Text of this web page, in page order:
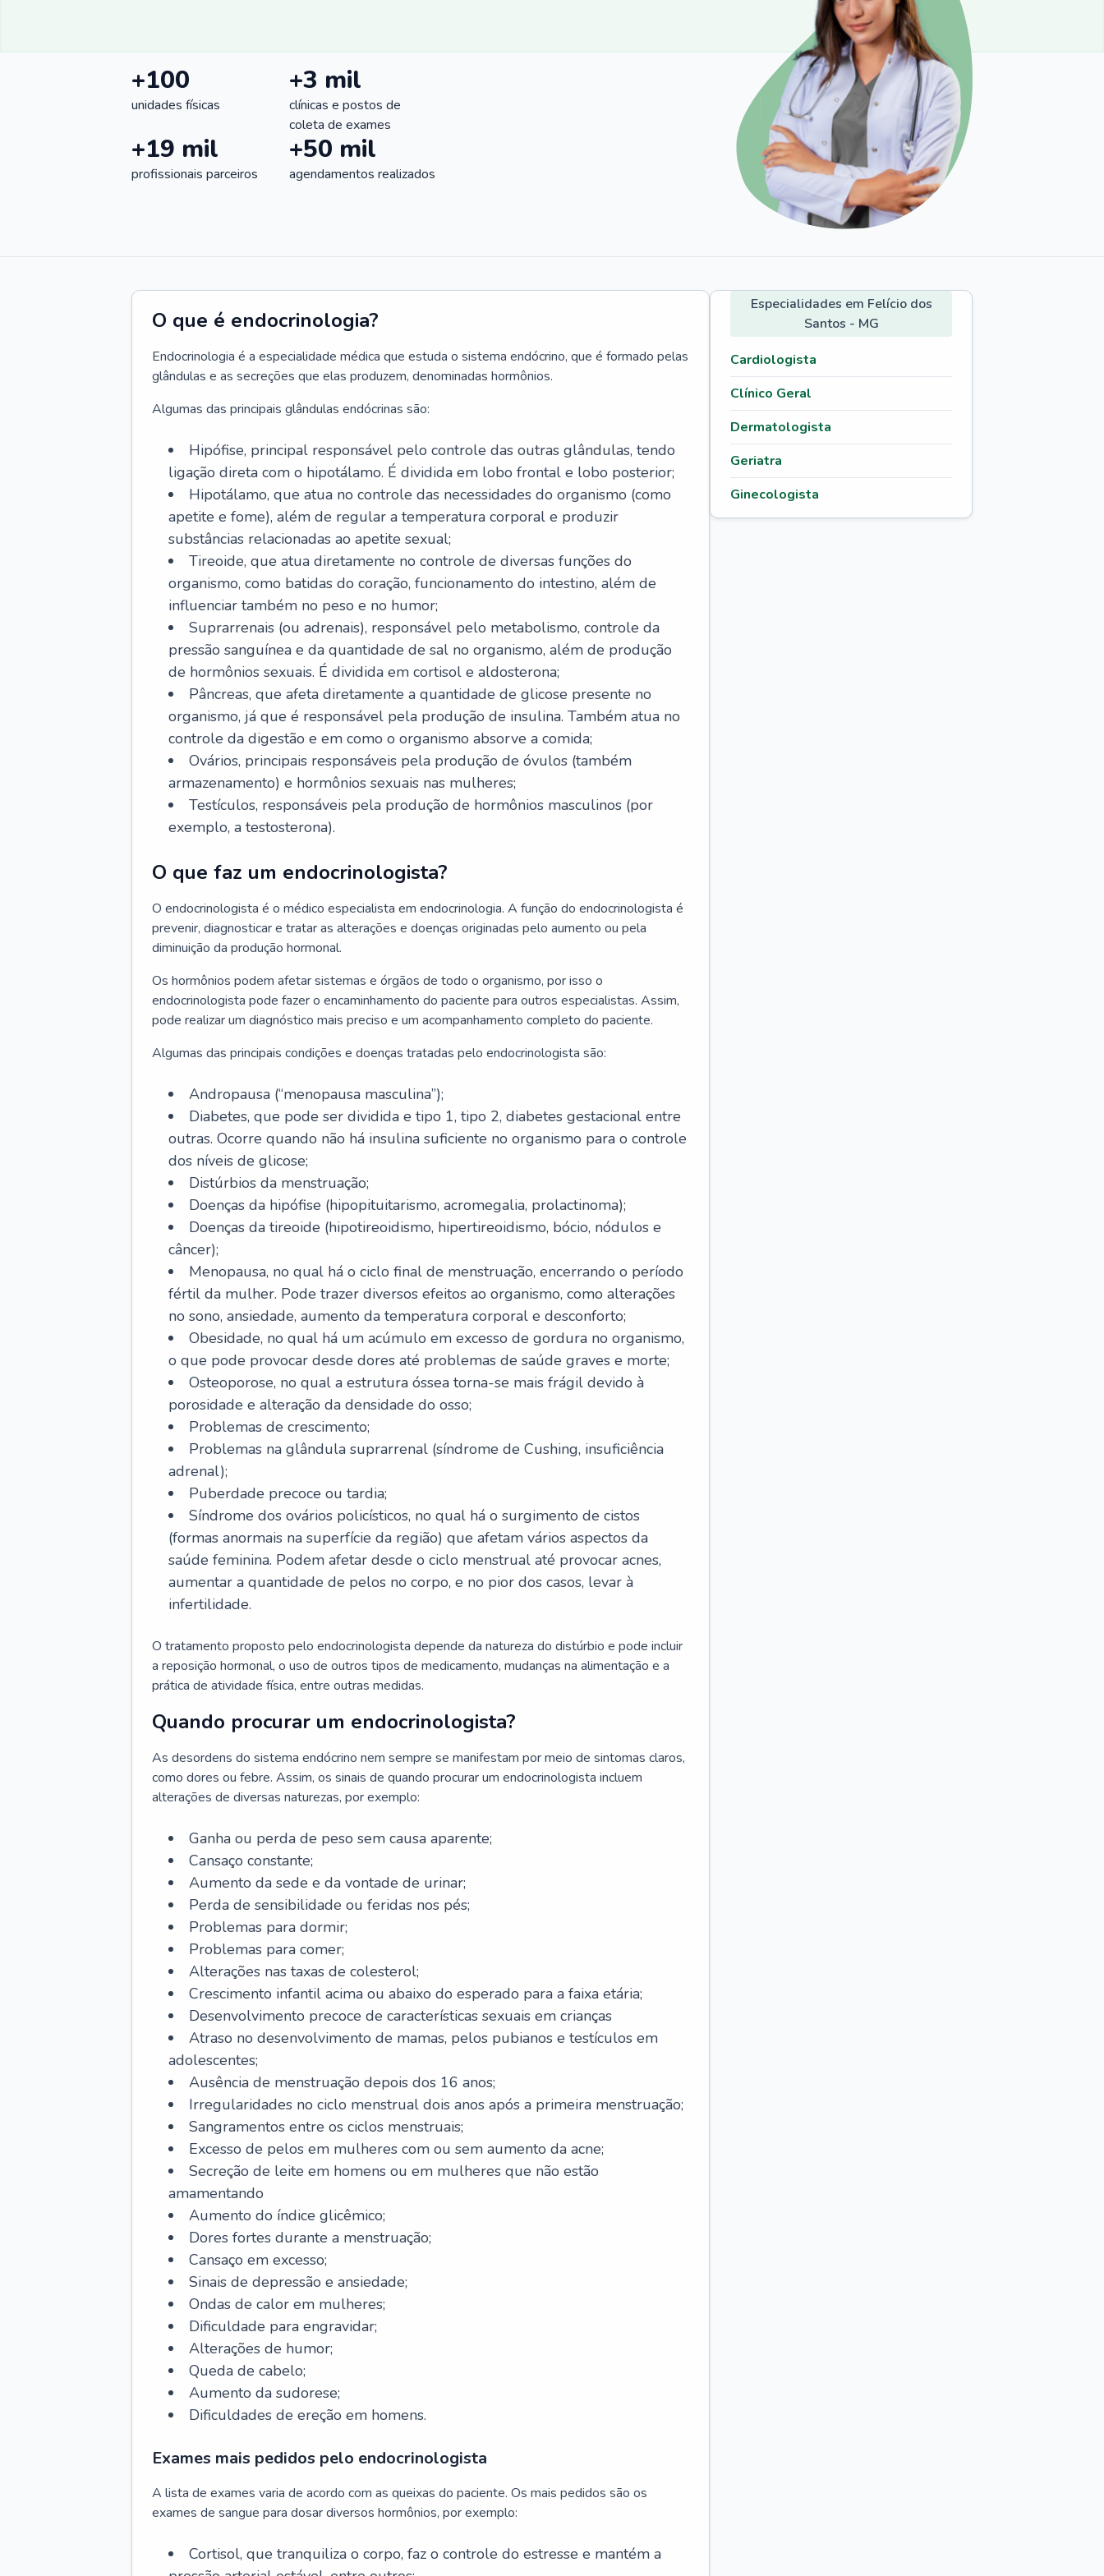
+100
unidades físicas
+3 mil
clínicas e postos de
coleta de exames
+19 mil
profissionais parceiros
+50 mil
agendamentos realizados
O que é endocrinologia?
Endocrinologia é a especialidade médica que estuda o sistema endócrino, que é formado pelas
glândulas e as secreções que elas produzem, denominadas hormônios.
Algumas das principais glândulas endócrinas são:
Hipófise, principal responsável pelo controle das outras glândulas, tendo
ligação direta com o hipotálamo. É dividida em lobo frontal e lobo posterior;
Hipotálamo, que atua no controle das necessidades do organismo (como
apetite e fome), além de regular a temperatura corporal e produzir
substâncias relacionadas ao apetite sexual;
Tireoide, que atua diretamente no controle de diversas funções do
organismo, como batidas do coração, funcionamento do intestino, além de
influenciar também no peso e no humor;
Suprarrenais (ou adrenais), responsável pelo metabolismo, controle da
pressão sanguínea e da quantidade de sal no organismo, além de produção
de hormônios sexuais. É dividida em cortisol e aldosterona;
Pâncreas, que afeta diretamente a quantidade de glicose presente no
organismo, já que é responsável pela produção de insulina. Também atua no
controle da digestão e em como o organismo absorve a comida;
Ovários, principais responsáveis pela produção de óvulos (também
armazenamento) e hormônios sexuais nas mulheres;
Testículos, responsáveis pela produção de hormônios masculinos (por
exemplo, a testosterona).
O que faz um endocrinologista?
O endocrinologista é o médico especialista em endocrinologia. A função do endocrinologista é
prevenir, diagnosticar e tratar as alterações e doenças originadas pelo aumento ou pela
diminuição da produção hormonal.
Os hormônios podem afetar sistemas e órgãos de todo o organismo, por isso o
endocrinologista pode fazer o encaminhamento do paciente para outros especialistas. Assim,
pode realizar um diagnóstico mais preciso e um acompanhamento completo do paciente.
Algumas das principais condições e doenças tratadas pelo endocrinologista são:
Andropausa (“menopausa masculina”);
Diabetes, que pode ser dividida e tipo 1, tipo 2, diabetes gestacional entre
outras. Ocorre quando não há insulina suficiente no organismo para o controle
dos níveis de glicose;
Distúrbios da menstruação;
Doenças da hipófise (hipopituitarismo, acromegalia, prolactinoma);
Doenças da tireoide (hipotireoidismo, hipertireoidismo, bócio, nódulos e
câncer);
Menopausa, no qual há o ciclo final de menstruação, encerrando o período
fértil da mulher. Pode trazer diversos efeitos ao organismo, como alterações
no sono, ansiedade, aumento da temperatura corporal e desconforto;
Obesidade, no qual há um acúmulo em excesso de gordura no organismo,
o que pode provocar desde dores até problemas de saúde graves e morte;
Osteoporose, no qual a estrutura óssea torna-se mais frágil devido à
porosidade e alteração da densidade do osso;
Problemas de crescimento;
Problemas na glândula suprarrenal (síndrome de Cushing, insuficiência
adrenal);
Puberdade precoce ou tardia;
Síndrome dos ovários policísticos, no qual há o surgimento de cistos
(formas anormais na superfície da região) que afetam vários aspectos da
saúde feminina. Podem afetar desde o ciclo menstrual até provocar acnes,
aumentar a quantidade de pelos no corpo, e no pior dos casos, levar à
infertilidade.
O tratamento proposto pelo endocrinologista depende da natureza do distúrbio e pode incluir
a reposição hormonal, o uso de outros tipos de medicamento, mudanças na alimentação e a
prática de atividade física, entre outras medidas.
Quando procurar um endocrinologista?
As desordens do sistema endócrino nem sempre se manifestam por meio de sintomas claros,
como dores ou febre. Assim, os sinais de quando procurar um endocrinologista incluem
alterações de diversas naturezas, por exemplo:
Ganha ou perda de peso sem causa aparente;
Cansaço constante;
Aumento da sede e da vontade de urinar;
Perda de sensibilidade ou feridas nos pés;
Problemas para dormir;
Problemas para comer;
Alterações nas taxas de colesterol;
Crescimento infantil acima ou abaixo do esperado para a faixa etária;
Desenvolvimento precoce de características sexuais em crianças
Atraso no desenvolvimento de mamas, pelos pubianos e testículos em
adolescentes;
Ausência de menstruação depois dos 16 anos;
Irregularidades no ciclo menstrual dois anos após a primeira menstruação;
Sangramentos entre os ciclos menstruais;
Excesso de pelos em mulheres com ou sem aumento da acne;
Secreção de leite em homens ou em mulheres que não estão
amamentando
Aumento do índice glicêmico;
Dores fortes durante a menstruação;
Cansaço em excesso;
Sinais de depressão e ansiedade;
Ondas de calor em mulheres;
Dificuldade para engravidar;
Alterações de humor;
Queda de cabelo;
Aumento da sudorese;
Dificuldades de ereção em homens.
Exames mais pedidos pelo endocrinologista
A lista de exames varia de acordo com as queixas do paciente. Os mais pedidos são os
exames de sangue para dosar diversos hormônios, por exemplo:
Cortisol, que tranquiliza o corpo, faz o controle do estresse e mantém a
Especialidades em Felício dos
Santos - MG
Cardiologista
Clínico Geral
Dermatologista
Geriatra
Ginecologista